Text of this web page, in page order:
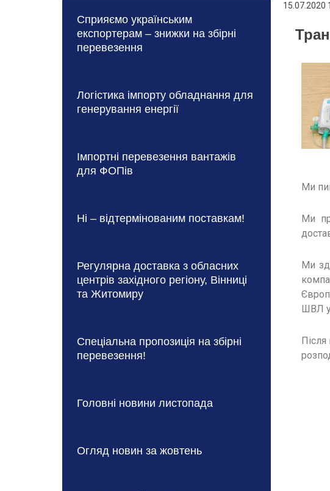
Сприяємо українським
експортерам – знижки на збірні
перевезення
Логістика імпорту обладнання для
генерування енергії
Імпортні перевезення вантажів
для ФОПів
Ні – відтермінованим поставкам!
Регулярна доставка з обласних
центрів західного регіону, Вінниці
та Житомиру
Спеціальна пропозиція на збірні
перевезення!
Головні новини листопада
Огляд новин за жовтень
15.07.2020
Ми
Ми
Ми
ШВЛ